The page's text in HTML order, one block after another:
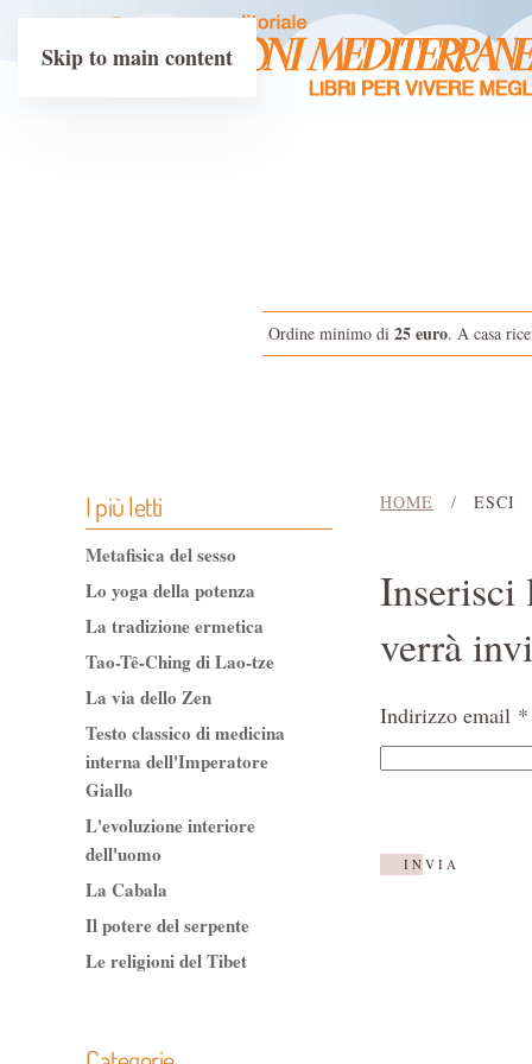
Skip to main content
Ordine minimo di 25 euro. A casa
HOME ESCI
Inserisci
verrà
Indirizzo email *
INVIA
I più letti
Metafisica del sesso
Lo yoga della potenza
La tradizione ermetica
Tao-Tê-Ching di Lao-tze
La via dello Zen
Testo classico di medicina
interna dell'Imperatore
Giallo
L'evoluzione interiore
dell'uomo
La Cabala
Il potere del serpente
Le religioni del Tibet